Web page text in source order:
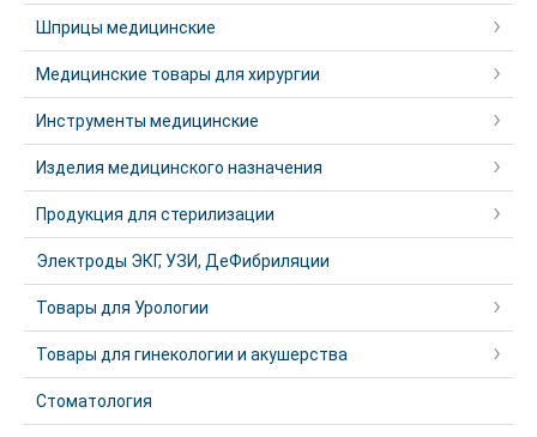
Шприцы медицинские
Медицинские товары для хирургии
Инструменты медицинские
Изделия медицинского назначения
Продукция для стерилизации
Электроды ЭКГ, УЗИ, ДеФибриляции
Товары для Урологии
Товары для гинекологии и акушерства
Стоматология